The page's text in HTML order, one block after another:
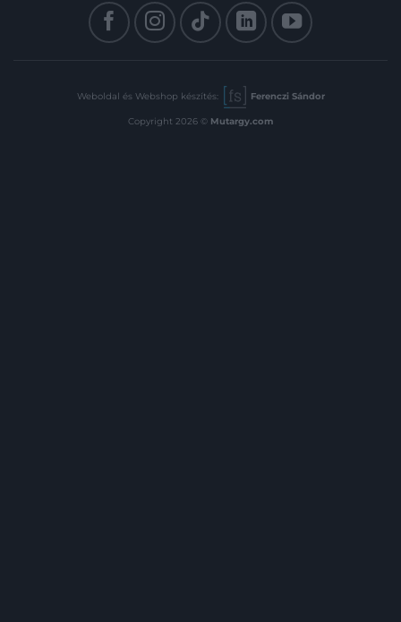
védőborítóban. Jó példány.
Weboldal és Webshop készítés: Ferenczi Sándor
Copyright 2026 © Mutargy.com